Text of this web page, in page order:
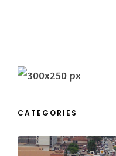
CATEGORIES